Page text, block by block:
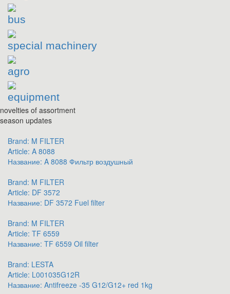
bus
special machinery
agro
equipment
novelties of assortment
season updates
Brand: M FILTER
Article: A 8088
Название: A 8088 Фильтр воздушный
Brand: M FILTER
Article: DF 3572
Название: DF 3572 Fuel filter
Brand: M FILTER
Article: TF 6559
Название: TF 6559 Oil filter
Brand: LESTA
Article: L001035G12R
Название: Antifreeze -35 G12/G12+ red 1kg